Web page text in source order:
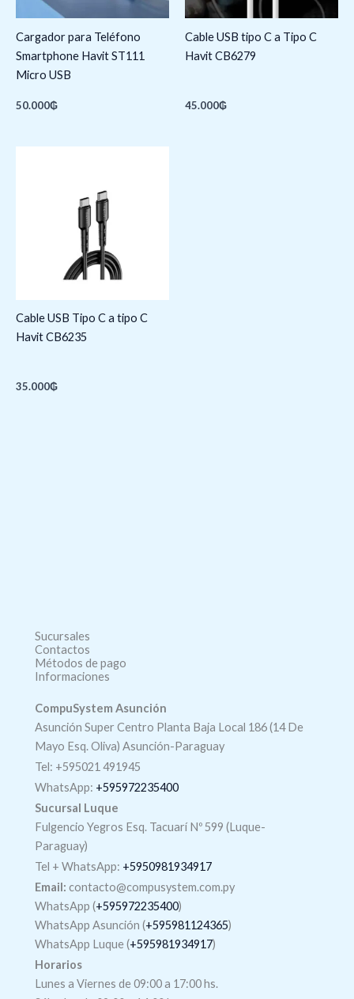
Cargador para Teléfono
Smartphone Havit ST111
Micro USB
50.000₲
Cable USB tipo C a Tipo C
Havit CB6279
45.000₲
Cable USB Tipo C a tipo C
Havit CB6235
35.000₲
Sucursales
Contactos
Métodos de pago
Informaciones
CompuSystem Asunción
Asunción Super Centro Planta Baja Local 186 (14 De
Mayo Esq. Oliva) Asunción-Paraguay
Tel: +595021 491945
WhatsApp: +595972235400
Sucursal Luque
Fulgencio Yegros Esq. Tacuarí Nº 599 (Luque-
Paraguay)
Tel + WhatsApp: +5950981934917
Email: contacto@compusystem.com.py
WhatsApp (+595972235400)
WhatsApp Asunción (+595981124365)
WhatsApp Luque (+595981934917)
Horarios
Lunes a Viernes de 09:00 a 17:00 hs.